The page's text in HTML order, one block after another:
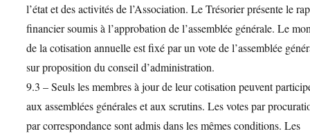
l’état et des activités de l’Association. Le Trésorier présente le
financier soumis à l’approbation de l’assemblée générale. Le
de la cotisation annuelle est fixé par un vote de l’assemblée
sur proposition du conseil d’administration.
9.3 – Seuls les membres à jour de leur cotisation peuvent
aux assemblées générales et aux scrutins. Les votes par
par correspondance sont admis dans les mêmes conditions. Les